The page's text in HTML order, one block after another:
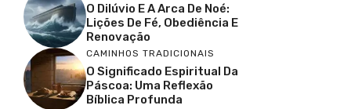
O Dilúvio E A Arca De Noé:
Lições De Fé, Obediência E
Renovação
CAMINHOS TRADICIONAIS
O Significado Espiritual Da
Páscoa: Uma Reflexão
Bíblica Profunda